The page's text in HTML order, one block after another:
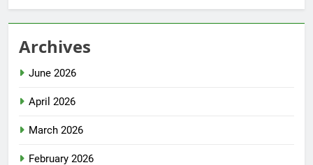
Archives
June 2026
April 2026
March 2026
February 2026